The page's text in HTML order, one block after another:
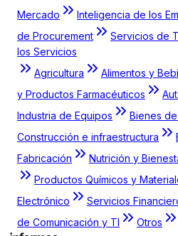
Mercado
Inteligencia de los
de Procurement
Servicios de
los Servicios
Agricultura
Alimentos y
y Productos Farmacéuticos
Industria de Equipos
Bienes
Construcción e infraestructura
Fabricación
Nutrición y
Productos Químicos y
Electrónico
Servicios
de Comunicación y TI
Otros